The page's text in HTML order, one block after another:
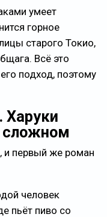
умеет
горное
старого Токио,
Всё это
подход, поэтому
Харуки
сложном
и первый же роман
человек
пьёт пиво со